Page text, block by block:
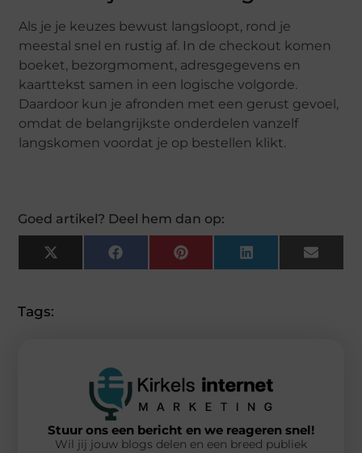
Als je je keuzes bewust langsloopt, rond je
meestal snel en rustig af. In de checkout komen
boeket, bezorgmoment, adresgegevens en
kaarttekst samen in een logische volgorde.
Daardoor kun je afronden met een gerust gevoel,
omdat de belangrijkste onderdelen vanzelf
langskomen voordat je op bestellen klikt.
Goed artikel? Deel hem dan op:
X
(Twitter)
FacebookPinterestLinkedInEmail
Tags:
Stuur ons een bericht en we reageren snel!
Wil jij jouw blogs delen en een breed publiek